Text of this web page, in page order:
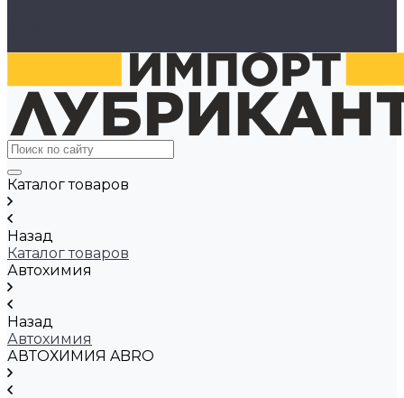
Каталог товаров
Назад
Каталог товаров
Автохимия
Назад
Автохимия
АВТОХИМИЯ ABRO